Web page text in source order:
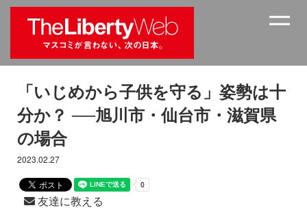
「いじめから子供を守る」姿勢は十
分か？ ──旭川市・仙台市・滋賀県
の場合
2023.02.27
友達に教える